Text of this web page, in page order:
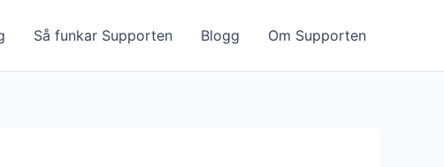
Så funkar Supporten Blogg Om Supporten